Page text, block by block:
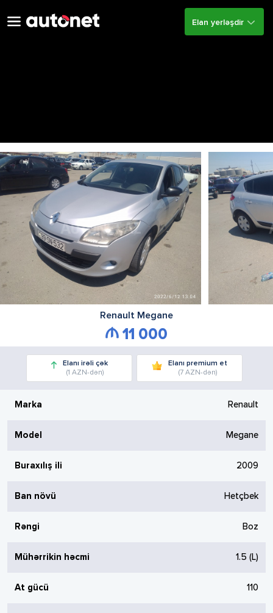
Elan yerləşdir
Renault Megane
11 000
Elanı irəli çək
(1 AZN-dən)
Elanı premium et
(7 AZN-dən)
Marka Renault
Model Megane
Buraxılış ili 2009
Ban növü Hetçbek
Rəngi Boz
Mühərrikin həcmi 1.5 (L)
At gücü 110